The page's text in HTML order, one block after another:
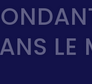
LE